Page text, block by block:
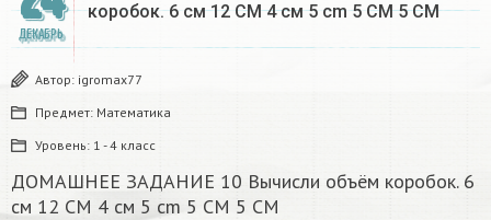
ДЕКАБРЬ
коробок. 6 см 12 CM 4 см 5 cm 5 CM 5 CM​
Автор: igromax77
Предмет: Математика
Уровень: 1 - 4 класс
ДОМАШНЕЕ ЗАДАНИЕ 10 Вычисли объём коробок. 6
см 12 CM 4 см 5 cm 5 CM 5 CM​